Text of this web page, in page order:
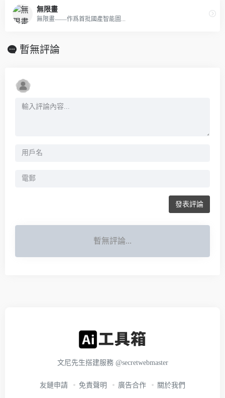
無限畫
無限畫——作爲首批國產智能圖...
暫無評論
發表評論
暫無評論...
文尼先生搭建服務 @secretwebmaster
友鏈申請 免責聲明 廣告合作 關於我們